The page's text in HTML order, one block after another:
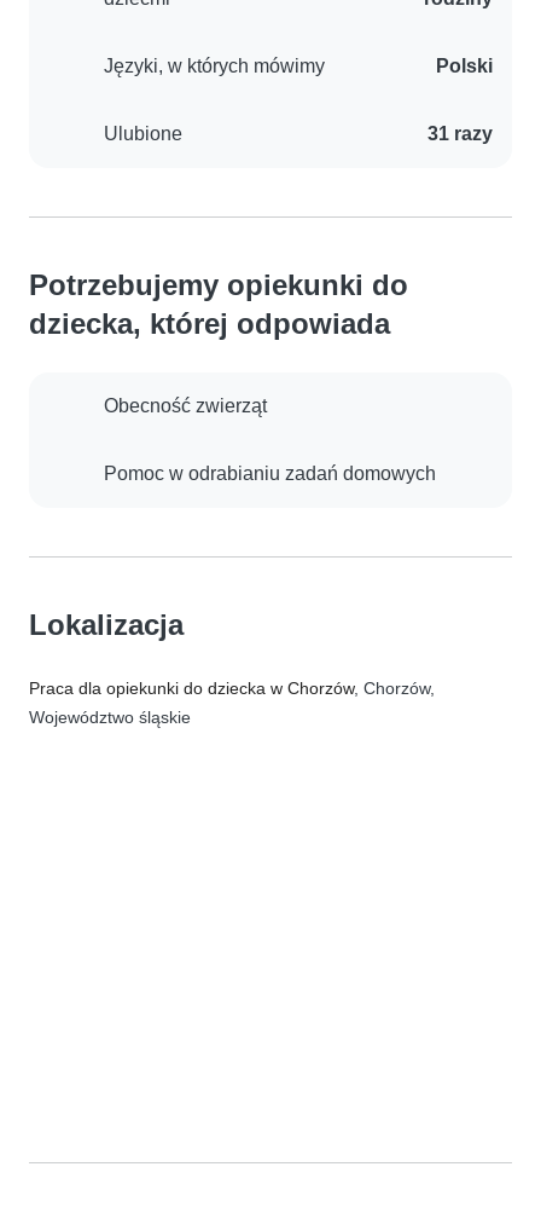
Języki, w których mówimy Polski
Ulubione 31 razy
Potrzebujemy opiekunki do
dziecka, której odpowiada
Obecność zwierząt
Pomoc w odrabianiu zadań domowych
Lokalizacja
Praca dla opiekunki do dziecka w Chorzów, Chorzów,
Województwo śląskie